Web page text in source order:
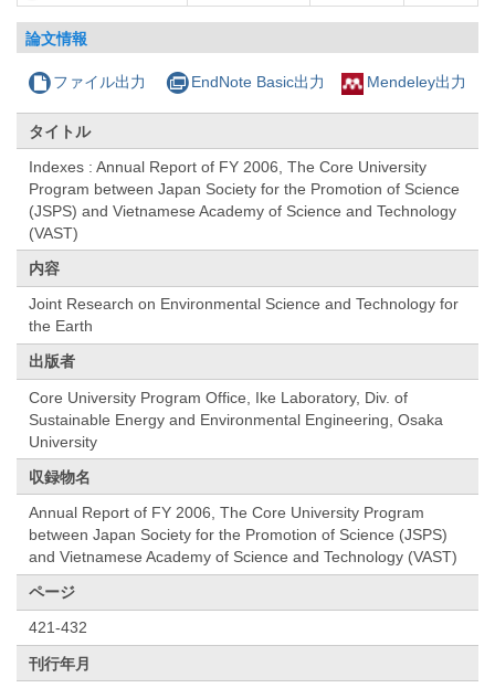
論文情報
ファイル出力 EndNote Basic出力 Mendeley出力
タイトル
Indexes : Annual Report of FY 2006, The Core University
Program between Japan Society for the Promotion of Science
(JSPS) and Vietnamese Academy of Science and Technology
(VAST)
内容
Joint Research on Environmental Science and Technology for
the Earth
出版者
Core University Program Office, Ike Laboratory, Div. of
Sustainable Energy and Environmental Engineering, Osaka
University
収録物名
Annual Report of FY 2006, The Core University Program
between Japan Society for the Promotion of Science (JSPS)
and Vietnamese Academy of Science and Technology (VAST)
ページ
421-432
刊行年月